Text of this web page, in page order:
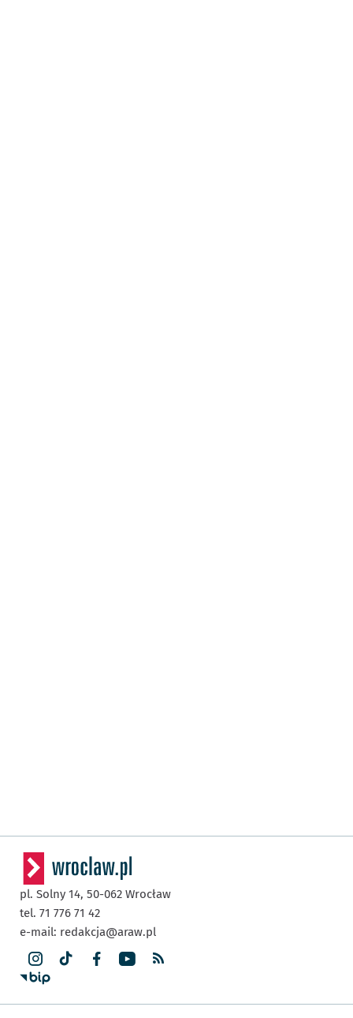
pl. Solny 14, 50-062 Wrocław
tel. 71 776 71 42
e-mail: redakcja@araw.pl